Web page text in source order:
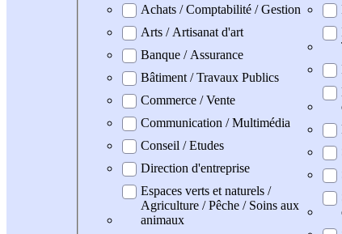
Domaine professionel
Achats / Comptabilité / Gestion
Arts / Artisanat d'art
Banque / Assurance
Bâtiment / Travaux Publics
Commerce / Vente
Communication / Multimédia
Conseil / Etudes
Direction d'entreprise
Espaces verts et naturels /
Agriculture / Pêche / Soins aux
animaux